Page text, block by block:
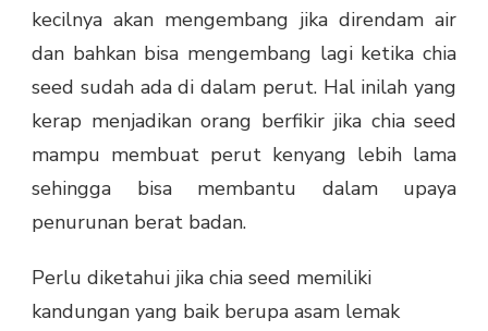
kecilnya akan mengembang jika direndam air
dan bahkan bisa mengembang lagi ketika chia
seed sudah ada di dalam perut. Hal inilah yang
kerap menjadikan orang berfikir jika chia seed
mampu membuat perut kenyang lebih lama
sehingga bisa membantu dalam upaya
penurunan berat badan.
Perlu diketahui jika chia seed memiliki
kandungan yang baik berupa asam lemak